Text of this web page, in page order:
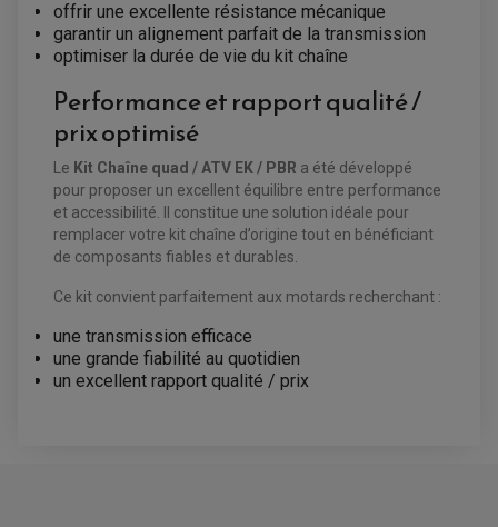
PARTIE CYCLE
ARAIGNÉE / SUPPORT CARÉNAGE
BULLE / PARE-BRISE
CABLE D'EMBRAYAGE
KIT STREET BIKE
LEVIER DE FREIN
LEVIER D'EMBRAYAGE
OPTIQUE TYPE ORIGINE
PÉDALE DE FREIN
REPOSE PIED TYPE ORIGINE
RETROVISEUR MOTO TYPE ORIGINE
SÉLECTEUR DE VITESSE
HUILE ET LUBRIFIANTS SCOOTER
HUILE SCOOTER
PRODUIT D'ENTRETIEN SCOOTER
PARTIE CYCLE
BULLE / PARE-BRISE
LEVIER DE FREIN
RÉTROVISEUR TYPE ORIGINE
PIÈCE MOTEUR
GALET DE VARIATEUR
COURROIE
POMPE A ESSENCE
ROULEMENT COLONNE DE DIRECTION
ROULEMENT BRAS OSCILLANT
offrir une excellente résistance mécanique
garantir un alignement parfait de la transmission
optimiser la durée de vie du kit chaîne
Performance et rapport qualité /
prix optimisé
Le Kit Chaîne quad / ATV EK / PBR a été développé
pour proposer un excellent équilibre entre performance
et accessibilité. Il constitue une solution idéale pour
remplacer votre kit chaîne d’origine tout en bénéficiant
de composants fiables et durables.
Ce kit convient parfaitement aux motards recherchant :
une transmission efficace
une grande fiabilité au quotidien
un excellent rapport qualité / prix